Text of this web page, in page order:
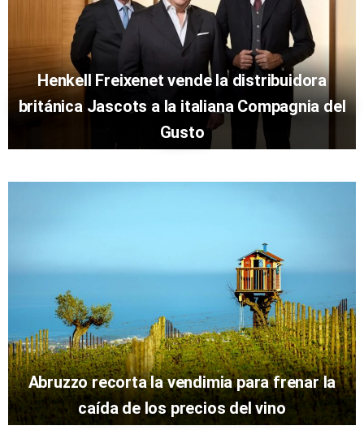
Henkell Freixenet vende la distribuidora
británica Jascots a la italiana Compagnia del
Gusto
Abruzzo recorta la vendimia para frenar la
caída de los precios del vino